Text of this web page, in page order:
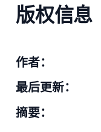
版权信息
作者：
最后更新：
摘要：